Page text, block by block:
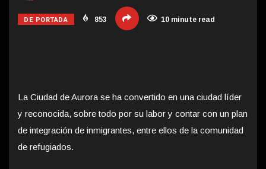
DE PORTADA 853 10 minute read
La Ciudad de Aurora se ha convertido en una ciudad líder
y reconocida, sobre todo por su labor y contar con un plan
de integración de inmigrantes, entre ellos de la comunidad
de refugiados.